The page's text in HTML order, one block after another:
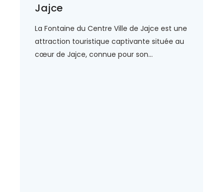
Jajce
La Fontaine du Centre Ville de Jajce est une
attraction touristique captivante située au
cœur de Jajce, connue pour son...